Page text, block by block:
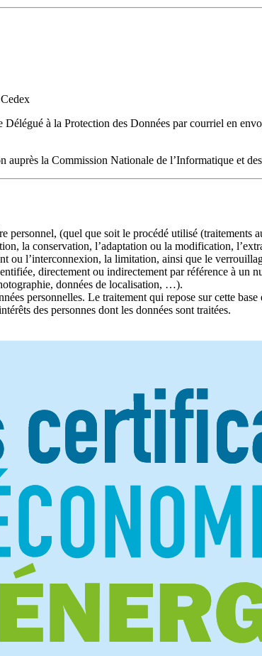
à la Protection des Données par courriel en
auprès la Commission Nationale de l’Informatique et
personnel, (quel que soit le procédé utilisé (traitements
la conservation, l’adaptation ou la modification,
l’interconnexion, la limitation, ainsi que le
directement ou indirectement par référence à un
données de localisation, …).
personnelles. Le traitement qui repose sur cette base
des personnes dont les données sont traitées.